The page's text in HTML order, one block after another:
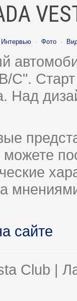
Интервью · Фото ·
C".
Над
можете
сайте
Club |